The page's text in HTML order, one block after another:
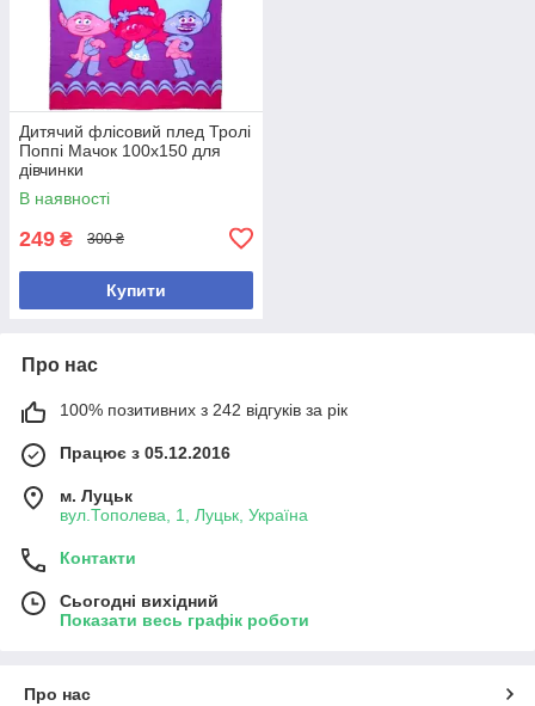
Дитячий флісовий плед Тролі
Поппі Мачок 100х150 для
дівчинки
В наявності
249 ₴ 300 ₴
Купити
Про нас
100% позитивних з 242 відгуків за рік
Працює з 05.12.2016
м. Луцьк
вул.Тополева, 1, Луцьк, Україна
Контакти
Сьогодні вихідний
Показати весь графік роботи
Про нас